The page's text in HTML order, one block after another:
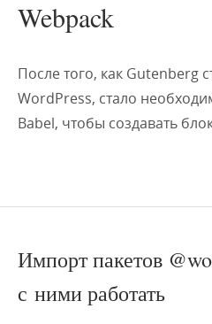
Webpack
После того, как Gutenberg
WordPress, стало
Babel, чтобы создавать
Импорт пакетов
с ними работать